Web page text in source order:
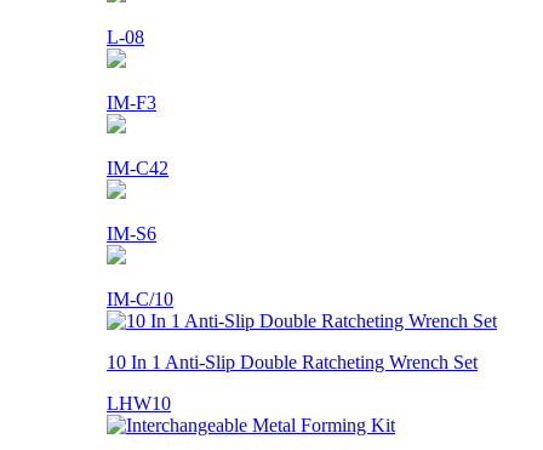
L-08
IM-F3
IM-C42
IM-S6
IM-C/10
10 In 1 Anti-Slip Double Ratcheting Wrench Set
LHW10